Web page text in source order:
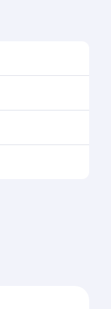
vols.
et efficaces
pouvez